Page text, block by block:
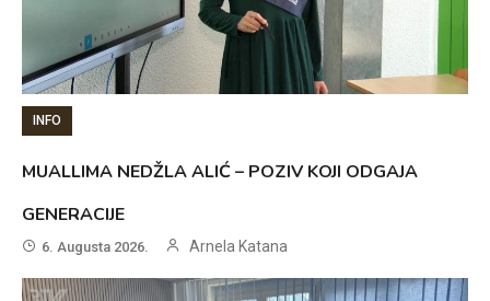
INFO
MUALLIMA NEDŽLA ALIĆ – POZIV KOJI ODGAJA
GENERACIJE
6. Augusta 2026. Arnela Katana